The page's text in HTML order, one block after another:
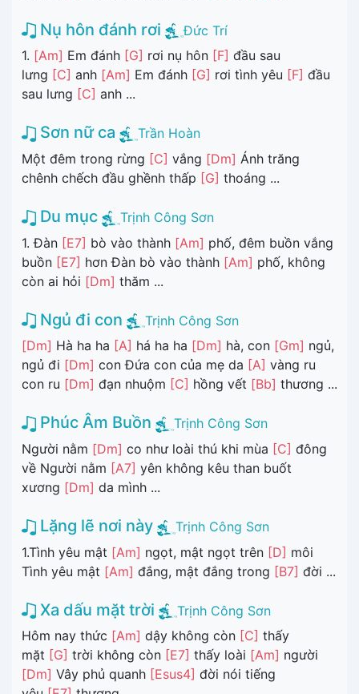
Nụ hôn đánh rơi
Đức Trí
1. [Am] Em đánh [G] rơi nụ hôn [F] đầu sau
lưng [C] anh [Am] Em đánh [G] rơi tình yêu [F] đầu
sau lưng [C] anh ...
Sơn nữ ca
Trần Hoàn
Một đêm trong rừng [C] vắng [Dm] Ánh trăng
chênh chếch đầu ghềnh thấp [G] thoáng ...
Du mục
Trịnh Công Sơn
1. Đàn [E7] bò vào thành [Am] phố, đêm buồn vắng
buồn [E7] hơn Đàn bò vào thành [Am] phố, không
còn ai hỏi [Dm] thăm ...
Ngủ đi con
Trịnh Công Sơn
[Dm] Hà ha ha [A] há ha ha [Dm] hà, con [Gm] ngủ,
ngủ đi [Dm] con Đứa con của mẹ da [A] vàng ru
con ru [Dm] đạn nhuộm [C] hồng vết [Bb] thương ...
Phúc Âm Buồn
Trịnh Công Sơn
Người nằm [Dm] co như loài thú khi mùa [C] đông
về Người nằm [A7] yên không kêu than buốt
xương [Dm] da mình ...
Lặng lẽ nơi này
Trịnh Công Sơn
1.Tình yêu mật [Am] ngọt, mật ngọt trên [D] môi
Tình yêu mật [Am] đắng, mật đắng trong [B7] đời ...
Xa dấu mặt trời
Trịnh Công Sơn
Hôm nay thức [Am] dậy không còn [C] thấy
mặt [G] trời không còn [E7] thấy loài [Am] người
[Dm] Vây phủ quanh [Esus4] đời nói tiếng